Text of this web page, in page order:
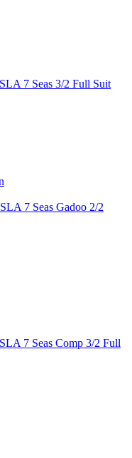
7 Seas 3/2 Full Suit
7 Seas Gadoo 2/2
7 Seas Comp 3/2 Full